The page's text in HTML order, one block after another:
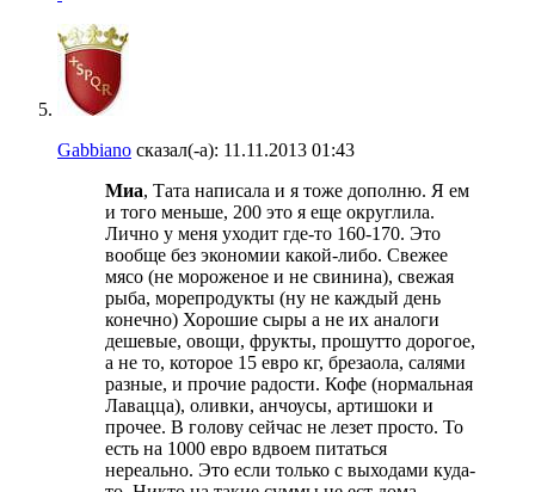
Gabbiano сказал(-а): 11.11.2013 01:43
Миа, Тата написала и я тоже дополню. Я ем
и того меньше, 200 это я еще округлила.
Лично у меня уходит где-то 160-170. Это
вообще без экономии какой-либо. Свежее
мясо (не мороженое и не свинина), свежая
рыба, морепродукты (ну не каждый день
конечно) Хорошие сыры а не их аналоги
дешевые, овощи, фрукты, прошутто дорогое,
а не то, которое 15 евро кг, брезаола, салями
разные, и прочие радости. Кофе (нормальная
Лавацца), оливки, анчоусы, артишоки и
прочее. В голову сейчас не лезет просто. То
есть на 1000 евро вдвоем питаться
нереально. Это если только с выходами куда-